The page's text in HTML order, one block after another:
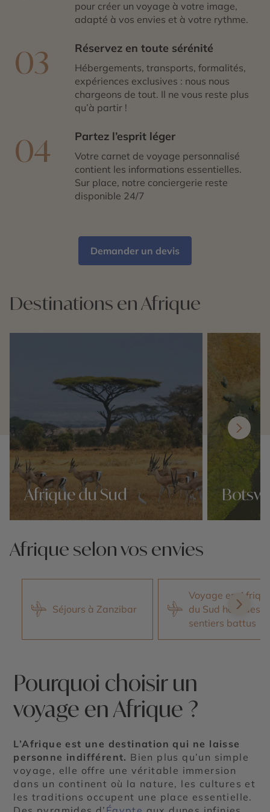
pour créer un voyage à votre image,
adapté à vos envies et à votre rythme.
03 Réservez en toute sérénité
Hébergements, transports, formalités,
expériences exclusives : nous nous
chargeons de tout. Il ne vous reste plus
qu’à partir !
04 Partez l’esprit léger
Votre carnet de voyage personnalisé
contient les informations essentielles.
Sur place, notre conciergerie reste
disponible 24/7
Demander un devis
Destinations en Afrique
Afrique du Sud
Afrique selon vos envies
Séjours à Zanzibar
Voyage en
du Sud hors des
sentiers battus
Pourquoi choisir un
voyage en Afrique ?
L’Afrique est une destination qui ne laisse
personne indifférent. Bien plus qu’un simple
voyage, elle offre une véritable immersion
dans un continent où la nature, les cultures et
les traditions occupent une place essentielle.